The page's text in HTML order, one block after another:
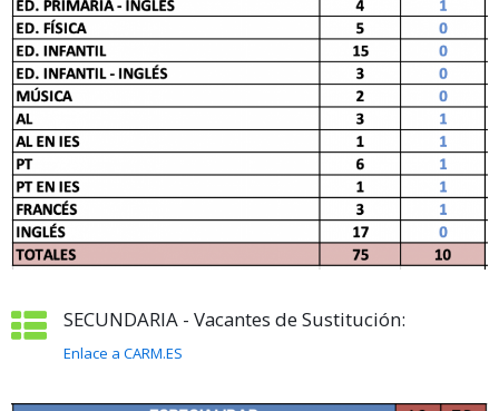
SECUNDARIA - Vacantes de Sustitución:
Enlace a CARM.ES